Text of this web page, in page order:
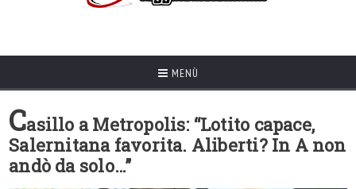
MENÙ
Casillo a Metropolis: “Lotito capace,
Salernitana favorita. Aliberti? In A non
andò da solo…”